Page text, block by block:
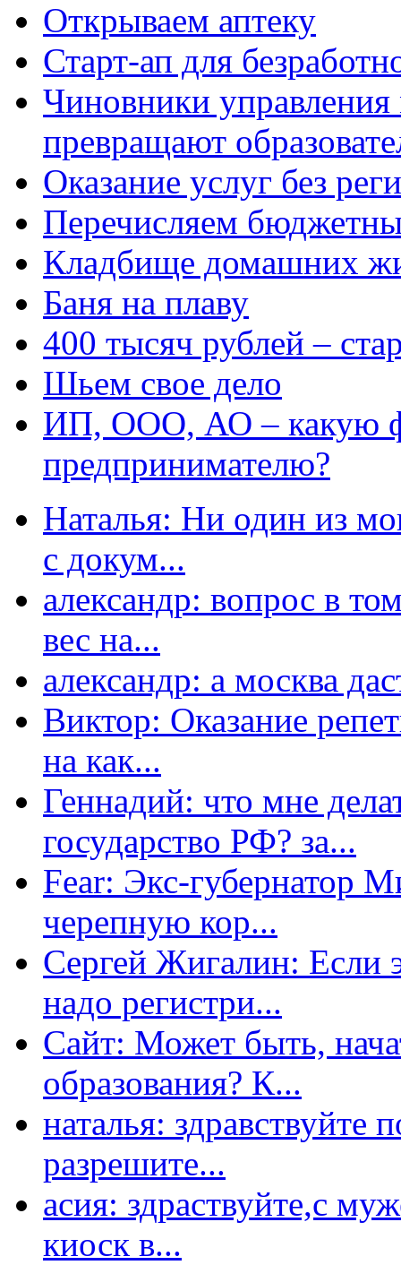
Открываем аптеку
Старт-ап для
Чиновники
превращают
Оказание услуг без
Перечисляем
Кладбище домашних
Баня на плаву
400 тысяч рублей –
Шьем свое дело
ИП, ООО, АО – какую
предпринимателю?
Наталья: Ни один из
с докум...
александр: вопрос в
вес на...
александр: а москва
Виктор: Оказание
на как...
Геннадий: что мне
государство РФ? за...
Fear: Экс-губернатор
черепную кор...
Сергей Жигалин: Если
надо регистри...
Сайт: Может быть,
образования? К...
наталья: здравствуйте
разрешите...
асия: здраствуйте,с
киоск в...